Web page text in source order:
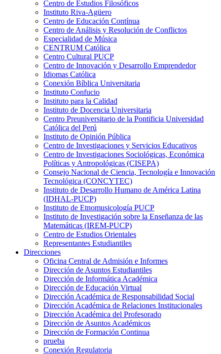
Centro de Estudios Filosóficos
Instituto Riva-Agüero
Centro de Educación Contínua
Centro de Análisis y Resolución de Conflictos
Especialidad de Música
CENTRUM Católica
Centro Cultural PUCP
Centro de Innovación y Desarrollo Emprendedor
Idiomas Católica
Conexión Bíblica Universitaria
Instituto Confucio
Instituto para la Calidad
Instituto de Docencia Universitaria
Centro Preuniversitario de la Pontificia Universidad
Católica del Perú
Instituto de Opinión Pública
Centro de Investigaciones y Servicios Educativos
Centro de Investigaciones Sociológicas, Económica
Políticas y Antropológicas (CISEPA)
Consejo Nacional de Ciencia, Tecnología e Innovación
Tecnológica (CONCYTEC)
Instituto de Desarrollo Humano de América Latina
(IDHAL-PUCP)
Instituto de Etnomusicología PUCP
Instituto de Investigación sobre la Enseñanza de las
Matemáticas (IREM-PUCP)
Centro de Estudios Orientales
Representantes Estudiantiles
Direcciones
Oficina Central de Admisión e Informes
Dirección de Asuntos Estudiantiles
Dirección de Informática Académica
Dirección de Educación Virtual
Dirección Académica de Responsabilidad Social
Dirección Académica de Relaciones Institucionales
Dirección Académica del Profesorado
Dirección de Asuntos Académicos
Dirección de Formación Continua
prueba
Conexión Regulatoria